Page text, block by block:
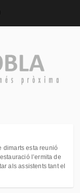
dimarts esta reunió
l’ermita de
als assistents tant el